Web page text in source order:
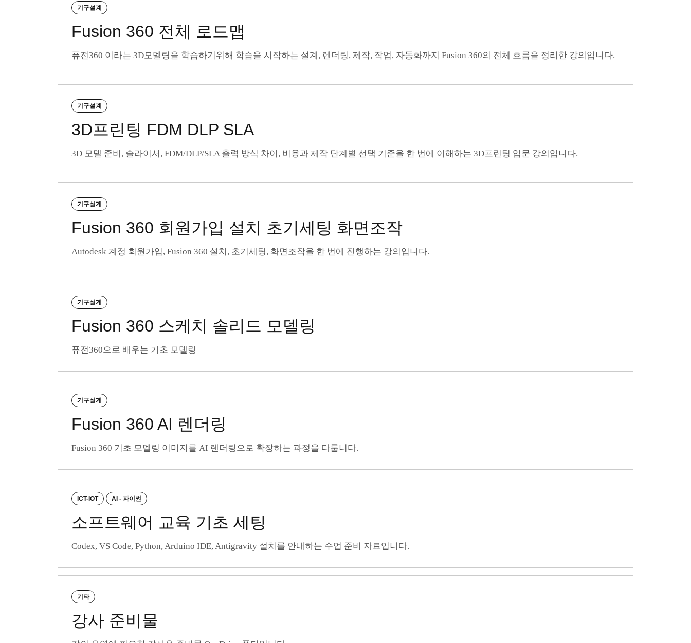
기구설계
Fusion 360 전체 로드맵
퓨전360 이라는 3D모델링을 학습하기위해 학습을 시작하는 설계, 렌더링, 제작, 작업, 자동화까지 Fusion 360의 전체 흐름을 정리한 강의입니다.
기구설계
3D프린팅 FDM DLP SLA
3D 모델 준비, 슬라이서, FDM/DLP/SLA 출력 방식 차이, 비용과 제작 단계별 선택 기준을 한 번에 이해하는 3D프린팅 입문 강의입니다.
기구설계
Fusion 360 회원가입 설치 초기세팅 화면조작
Autodesk 계정 회원가입, Fusion 360 설치, 초기세팅, 화면조작을 한 번에 진행하는 강의입니다.
기구설계
Fusion 360 스케치 솔리드 모델링
퓨전360으로 배우는 기초 모델링
기구설계
Fusion 360 AI 렌더링
Fusion 360 기초 모델링 이미지를 AI 렌더링으로 확장하는 과정을 다룹니다.
ICT-IOT AI - 파이썬
소프트웨어 교육 기초 세팅
Codex, VS Code, Python, Arduino IDE, Antigravity 설치를 안내하는 수업 준비 자료입니다.
기타
강사 준비물